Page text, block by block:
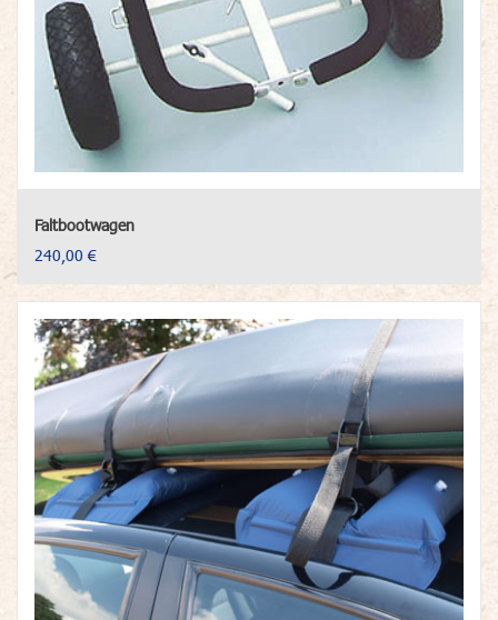
Faltbootwagen
240,00 €